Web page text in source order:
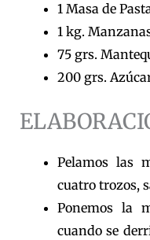
1 Masa de
1 kg.
75 grs.
200 grs.
Pelamos las
cuatro trozos,
Ponemos la
cuando se